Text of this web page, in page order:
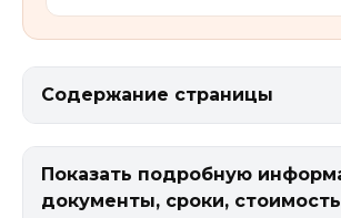
Содержание страницы
Показать подробную
документы, сроки,